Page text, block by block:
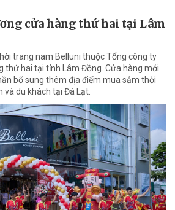
cửa hàng thứ hai tại Lâm
trang nam Belluni thuộc Tổng công ty
thứ hai tại tỉnh Lâm Đồng. Cửa hàng mới
bổ sung thêm địa điểm mua sắm thời
du khách tại Đà Lạt.